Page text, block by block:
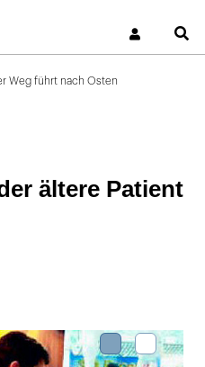
Weg führt nach Osten
ältere Patient